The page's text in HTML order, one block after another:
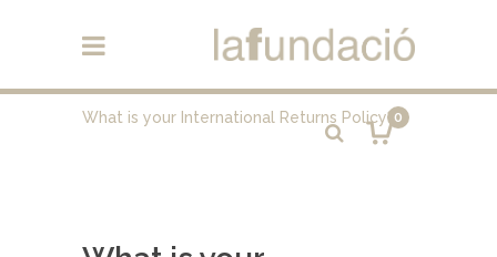
0
What is your International Returns Policy?